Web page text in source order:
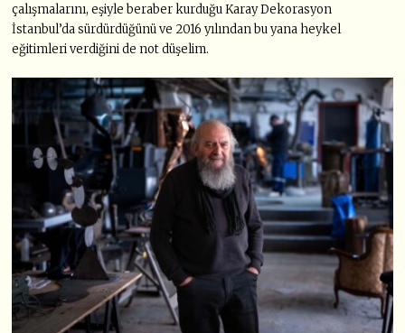
çalışmalarını, eşiyle beraber kurduğu Karay Dekorasyon
İstanbul’da sürdürdüğünü ve 2016 yılından bu yana heykel
eğitimleri verdiğini de not düşelim.